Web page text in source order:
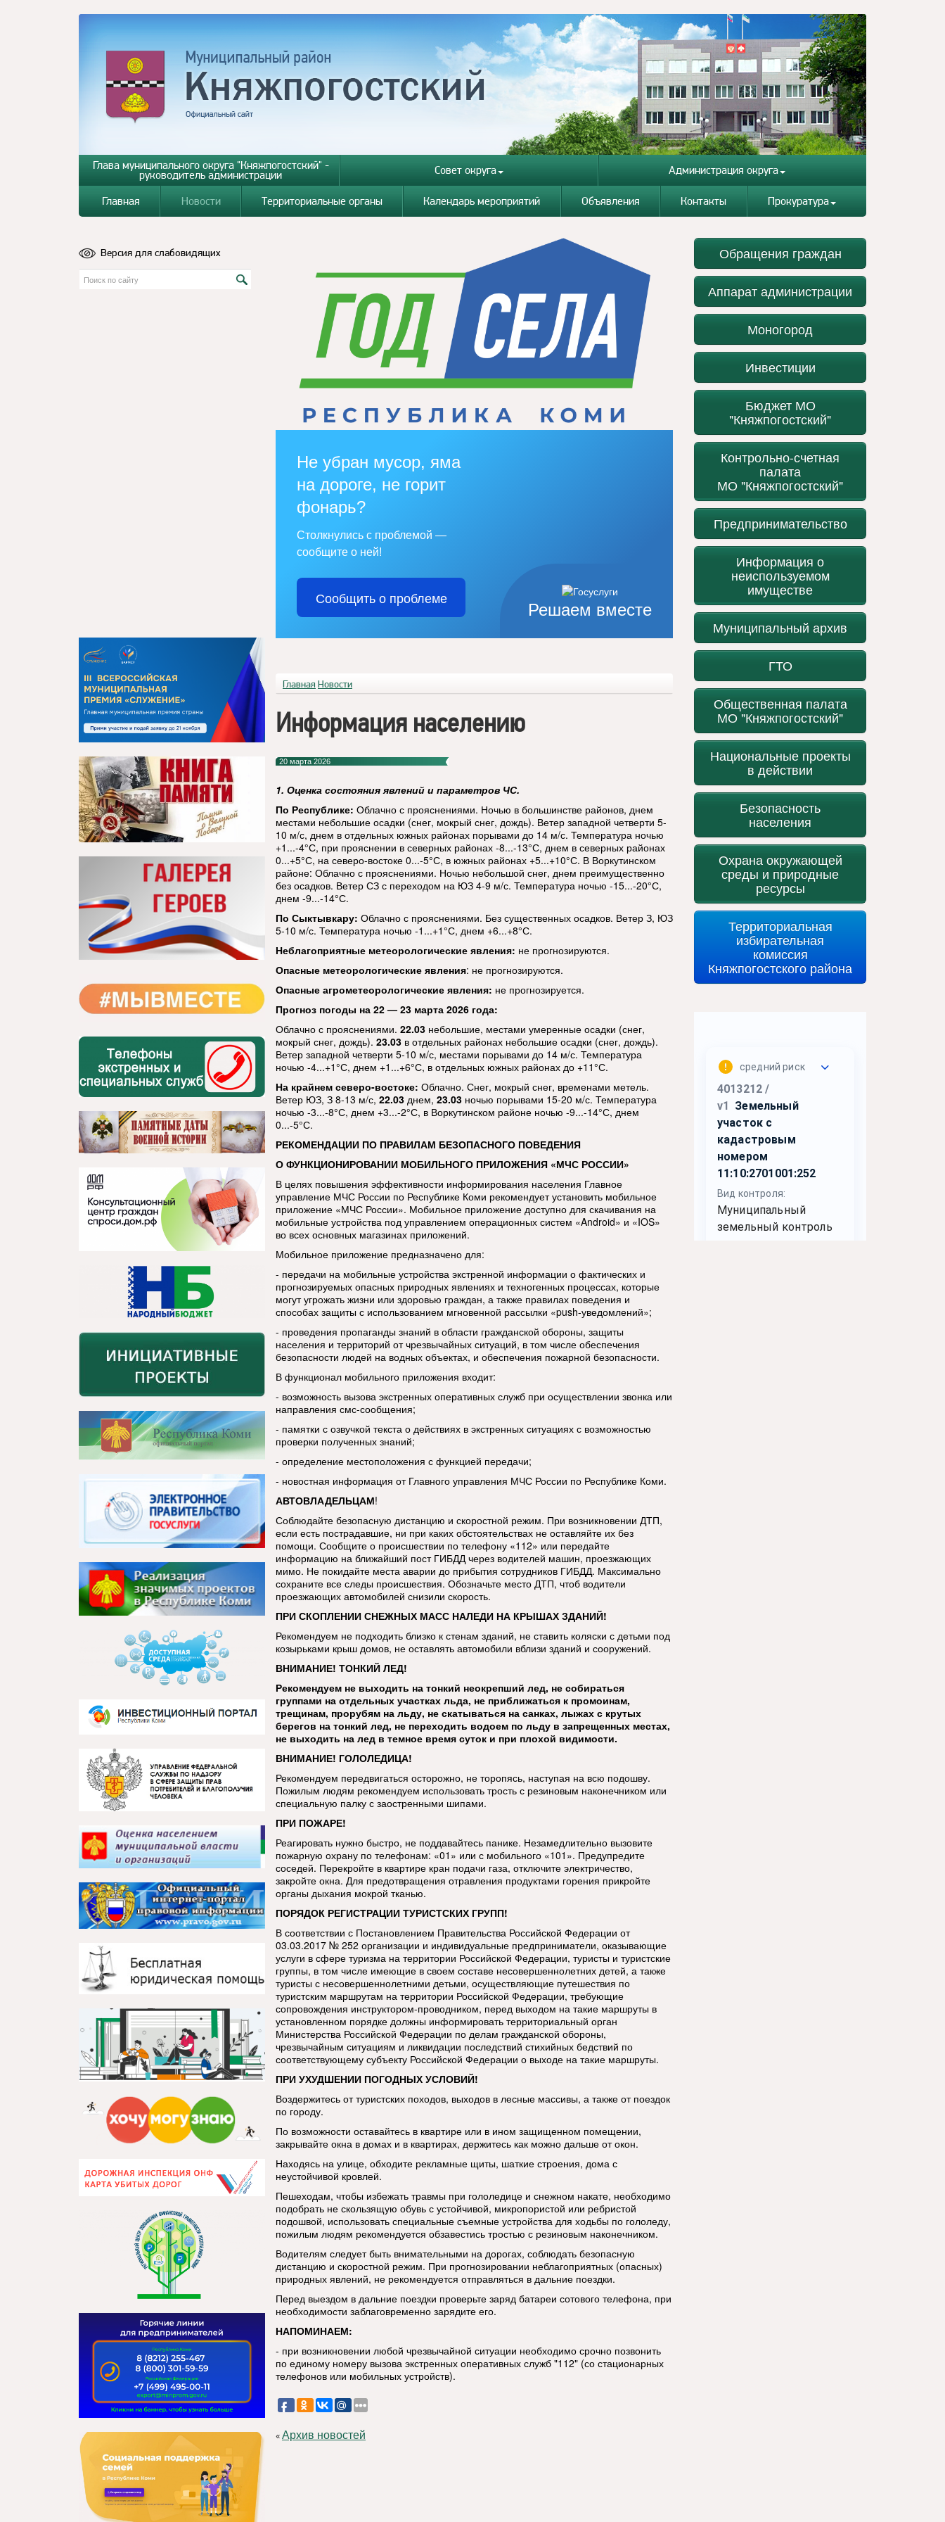
Глава муниципального округа "Княжпогостский" -
руководитель администрации Совет округа Администрация округа
Главная Новости Территориальные органы Календарь мероприятий Объявления Контакты Прокуратура
Версия для слабовидящих
Решаем вместе
Не убран мусор, яма
на дороге, не горит
фонарь?
Столкнулись с проблемой —
сообщите о ней!
Сообщить о проблеме
Главная Новости
Информация населению
20 марта 2026
1. Оценка состояния явлений и параметров ЧС.
По Республике: Облачно с прояснениями. Ночью в большинстве районов, днем
местами небольшие осадки (снег, мокрый снег, дождь). Ветер западной четверти 5-
10 м/с, днем в отдельных южных районах порывами до 14 м/с. Температура ночью
+1...-4°С, при прояснении в северных районах -8...-13°С, днем в северных районах
0...+5°С, на северо-востоке 0...-5°С, в южных районах +5...+10°С. В Воркутинском
районе: Облачно с прояснениями. Ночью небольшой снег, днем преимущественно
без осадков. Ветер СЗ с переходом на ЮЗ 4-9 м/с. Температура ночью -15...-20°С,
днем -9...-14°С.
По Сыктывкару: Облачно с прояснениями. Без существенных осадков. Ветер З, ЮЗ
5-10 м/с. Температура ночью -1...+1°С, днем +6...+8°С.
Неблагоприятные метеорологические явления: не прогнозируются.
Опасные метеорологические явления: не прогнозируются.
Опасные агрометеорологические явления: не прогнозируется.
Прогноз погоды на 22 — 23 марта 2026 года:
Облачно с прояснениями. 22.03 небольшие, местами умеренные осадки (снег,
мокрый снег, дождь). 23.03 в отдельных районах небольшие осадки (снег, дождь).
Ветер западной четверти 5-10 м/с, местами порывами до 14 м/с. Температура
ночью -4...+1°С, днем +1...+6°С, в отдельных южных районах до +11°С.
На крайнем северо-востоке: Облачно. Снег, мокрый снег, временами метель.
Ветер ЮЗ, З 8-13 м/с, 22.03 днем, 23.03 ночью порывами 15-20 м/с. Температура
ночью -3...-8°С, днем +3...-2°С, в Воркутинском районе ночью -9...-14°С, днем
0...-5°С.
РЕКОМЕНДАЦИИ ПО ПРАВИЛАМ БЕЗОПАСНОГО ПОВЕДЕНИЯ
О ФУНКЦИОНИРОВАНИИ МОБИЛЬНОГО ПРИЛОЖЕНИЯ «МЧС РОССИИ»
В целях повышения эффективности информирования населения Главное
управление МЧС России по Республике Коми рекомендует установить мобильное
приложение «МЧС России». Мобильное приложение доступно для скачивания на
мобильные устройства под управлением операционных систем «Android» и «IOS»
во всех основных магазинах приложений.
Мобильное приложение предназначено для:
- передачи на мобильные устройства экстренной информации о фактических и
прогнозируемых опасных природных явлениях и техногенных процессах, которые
могут угрожать жизни или здоровью граждан, а также правилах поведения и
способах защиты с использованием мгновенной рассылки «push-уведомлений»;
- проведения пропаганды знаний в области гражданской обороны, защиты
населения и территорий от чрезвычайных ситуаций, в том числе обеспечения
безопасности людей на водных объектах, и обеспечения пожарной безопасности.
В функционал мобильного приложения входит:
- возможность вызова экстренных оперативных служб при осуществлении звонка или
направления смс-сообщения;
- памятки с озвучкой текста о действиях в экстренных ситуациях с возможностью
проверки полученных знаний;
- определение местоположения с функцией передачи;
- новостная информация от Главного управления МЧС России по Республике Коми.
АВТОВЛАДЕЛЬЦАМ!
Соблюдайте безопасную дистанцию и скоростной режим. При возникновении ДТП,
если есть пострадавшие, ни при каких обстоятельствах не оставляйте их без
помощи. Сообщите о происшествии по телефону «112» или передайте
информацию на ближайший пост ГИБДД через водителей машин, проезжающих
мимо. Не покидайте места аварии до прибытия сотрудников ГИБДД. Максимально
сохраните все следы происшествия. Обозначьте место ДТП, чтоб водители
проезжающих автомобилей снизили скорость.
ПРИ СКОПЛЕНИИ СНЕЖНЫХ МАСС НАЛЕДИ НА КРЫШАХ ЗДАНИЙ!
Рекомендуем не подходить близко к стенам зданий, не ставить коляски с детьми под
козырьками крыш домов, не оставлять автомобили вблизи зданий и сооружений.
ВНИМАНИЕ! ТОНКИЙ ЛЕД!
Рекомендуем не выходить на тонкий неокрепший лед, не собираться
группами на отдельных участках льда, не приближаться к промоинам,
трещинам, прорубям на льду, не скатываться на санках, лыжах с крутых
берегов на тонкий лед, не переходить водоем по льду в запрещенных местах,
не выходить на лед в темное время суток и при плохой видимости.
ВНИМАНИЕ! ГОЛОЛЕДИЦА!
Рекомендуем передвигаться осторожно, не торопясь, наступая на всю подошву.
Пожилым людям рекомендуем использовать трость с резиновым наконечником или
специальную палку с заостренными шипами.
ПРИ ПОЖАРЕ!
Реагировать нужно быстро, не поддавайтесь панике. Незамедлительно вызовите
пожарную охрану по телефонам: «01» или с мобильного «101». Предупредите
соседей. Перекройте в квартире кран подачи газа, отключите электричество,
закройте окна. Для предотвращения отравления продуктами горения прикройте
органы дыхания мокрой тканью.
ПОРЯДОК РЕГИСТРАЦИИ ТУРИСТСКИХ ГРУПП!
В соответствии с Постановлением Правительства Российской Федерации от
03.03.2017 № 252 организации и индивидуальные предприниматели, оказывающие
услуги в сфере туризма на территории Российской Федерации, туристы и туристские
группы, в том числе имеющие в своем составе несовершеннолетних детей, а также
туристы с несовершеннолетними детьми, осуществляющие путешествия по
туристским маршрутам на территории Российской Федерации, требующие
сопровождения инструктором-проводником, перед выходом на такие маршруты в
установленном порядке должны информировать территориальный орган
Министерства Российской Федерации по делам гражданской обороны,
чрезвычайным ситуациям и ликвидации последствий стихийных бедствий по
соответствующему субъекту Российской Федерации о выходе на такие маршруты.
ПРИ УХУДШЕНИИ ПОГОДНЫХ УСЛОВИЙ!
Воздержитесь от туристских походов, выходов в лесные массивы, а также от поездок
по городу.
По возможности оставайтесь в квартире или в ином защищенном помещении,
закрывайте окна в домах и в квартирах, держитесь как можно дальше от окон.
Находясь на улице, обходите рекламные щиты, шаткие строения, дома с
неустойчивой кровлей.
Пешеходам, чтобы избежать травмы при гололедице и снежном накате, необходимо
подобрать не скользящую обувь с устойчивой, микропористой или ребристой
подошвой, использовать специальные съемные устройства для ходьбы по гололеду,
пожилым людям рекомендуется обзавестись тростью с резиновым наконечником.
Водителям следует быть внимательными на дорогах, соблюдать безопасную
дистанцию и скоростной режим. При прогнозировании неблагоприятных (опасных)
природных явлений, не рекомендуется отправляться в дальние поездки.
Перед выездом в дальние поездки проверьте заряд батареи сотового телефона, при
необходимости заблаговременно зарядите его.
НАПОМИНАЕМ:
- при возникновении любой чрезвычайной ситуации необходимо срочно позвонить
по единому номеру вызова экстренных оперативных служб "112" (со стационарных
телефонов или мобильных устройств).
«Архив новостей
Обращения граждан
Аппарат администрации
Моногород
Инвестиции
Бюджет МО
"Княжпогостский"
Контрольно-счетная
палата
МО "Княжпогостский"
Предпринимательство
Информация о
неиспользуемом
имуществе
Муниципальный архив
ГТО
Общественная палата
МО "Княжпогостский"
Национальные проекты
в действии
Безопасность
населения
Охрана окружающей
среды и природные
ресурсы
Территориальная
избирательная
комиссия
Княжпогостского района